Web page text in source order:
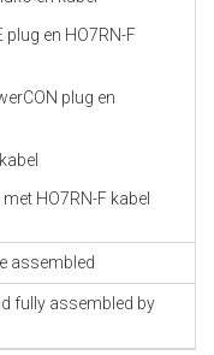
en HO7RN-F
plug en
HO7RN-F kabel
assembled
fully assembled by